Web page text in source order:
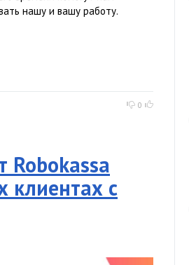
нашу и вашу работу.
0
Robokassa
клиентах с